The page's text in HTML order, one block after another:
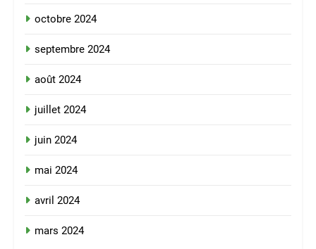
octobre 2024
septembre 2024
août 2024
juillet 2024
juin 2024
mai 2024
avril 2024
mars 2024